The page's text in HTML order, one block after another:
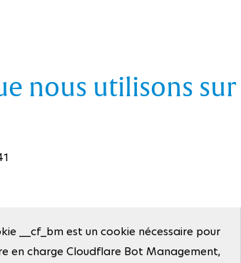
nous utilisons
__cf_bm est un cookie nécessaire pour
en charge Cloudflare Bot Management,